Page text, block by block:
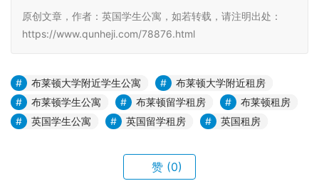
原创文章，作者：英国学生公寓，如若转载，请注明出处：
https://www.qunheji.com/78876.html
布莱顿大学附近学生公寓
布莱顿大学附近租房
布莱顿学生公寓
布莱顿留学租房
布莱顿租房
英国学生公寓
英国留学租房 英国租房
赞 (0)